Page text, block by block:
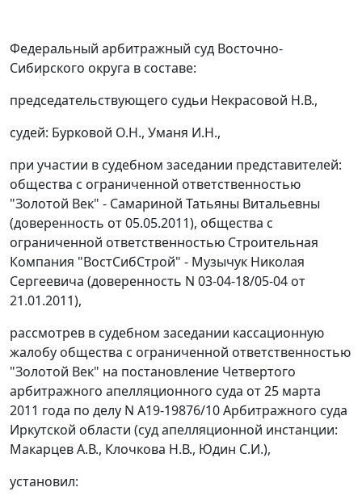
Федеральный арбитражный суд Восточно-
Сибирского округа в составе:
председательствующего судьи Некрасовой Н.В.,
судей: Бурковой О.Н., Уманя И.Н.,
при участии в судебном заседании представителей:
общества с ограниченной ответственностью
"Золотой Век" - Самариной Татьяны Витальевны
(доверенность от 05.05.2011), общества с
ограниченной ответственностью Строительная
Компания "ВостСибСтрой" - Музычук Николая
Сергеевича (доверенность N 03-04-18/05-04 от
21.01.2011),
рассмотрев в судебном заседании кассационную
жалобу общества с ограниченной ответственностью
"Золотой Век" на постановление Четвертого
арбитражного апелляционного суда от 25 марта
2011 года по делу N А19-19876/10 Арбитражного суда
Иркутской области (суд апелляционной инстанции:
Макарцев А.В., Клочкова Н.В., Юдин С.И.),
установил: